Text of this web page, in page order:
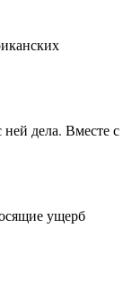
дела. Вместе с
ущерб